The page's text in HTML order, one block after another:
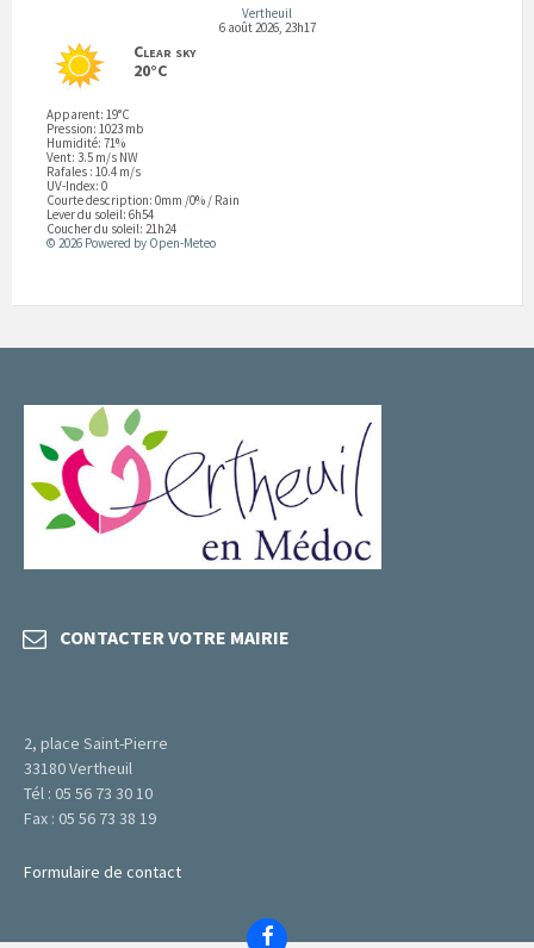
Vertheuil
6 août 2026, 23h17
Clear sky
20°C
Apparent: 19°C
Pression: 1023 mb
Humidité: 71%
Vent: 3.5 m/s NW
Rafales : 10.4 m/s
UV-Index: 0
Courte description: 0mm /0% / Rain
Lever du soleil: 6h54
Coucher du soleil: 21h24
© 2026 Powered by Open-Meteo
CONTACTER VOTRE MAIRIE
2, place Saint-Pierre
33180 Vertheuil
Tél : 05 56 73 30 10
Fax : 05 56 73 38 19
Formulaire de contact
Facebook